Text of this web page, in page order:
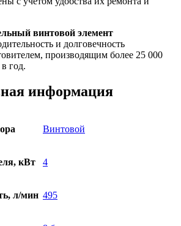
винтовой элемент
и долговечность
производящим более 25 000
год.
информация
Винтовой
кВт 4
л/мин 495